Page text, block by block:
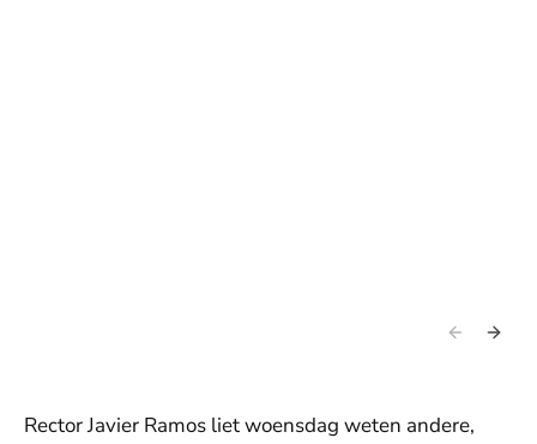
Rector Javier Ramos liet woensdag weten andere,